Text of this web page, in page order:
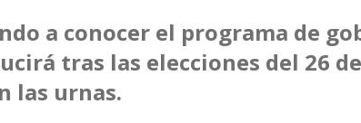
a conocer el programa de
tras las elecciones del 26
las urnas.